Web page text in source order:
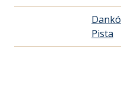
Dankó
Pista